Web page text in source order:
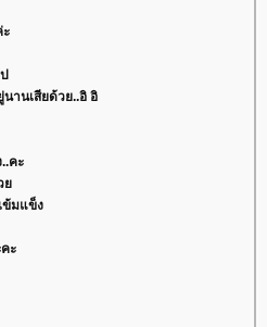
ะ
นานเสียด้วย..อิ อิ
คะ
ว
ข้มแข็ง
ะ